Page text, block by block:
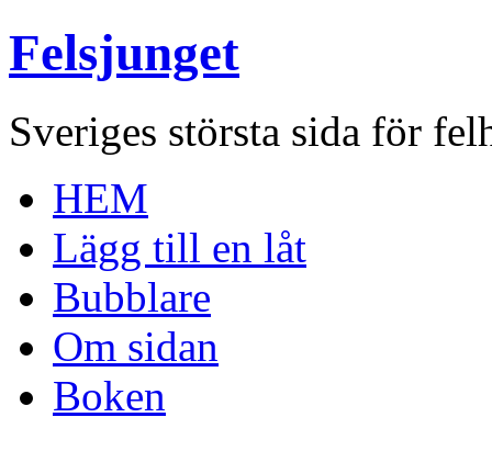
Felsjunget
Sveriges största sida för
HEM
Lägg till en låt
Bubblare
Om sidan
Boken